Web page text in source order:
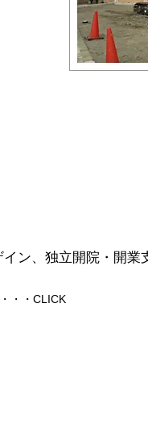
ン、独立開院・開業
・・ CLICK